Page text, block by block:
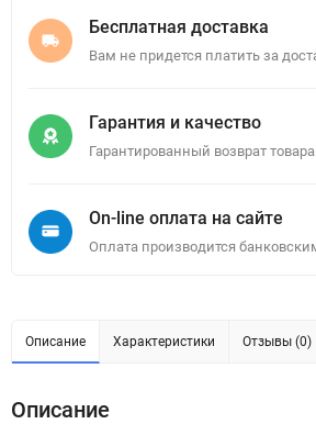
Бесплатная доставка
Вам не придется платить за
Гарантия и качество
Гарантированный возврат
On-line оплата на сайте
Оплата производится
Описание Характеристики Отзывы (0)
Описание